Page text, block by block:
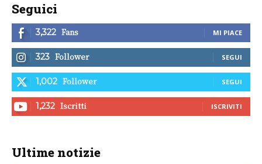
Seguici
3,322 Fans MI PIACE
323 Follower SEGUI
1,002 Follower SEGUI
1,232 Iscritti ISCRIVITI
Ultime notizie